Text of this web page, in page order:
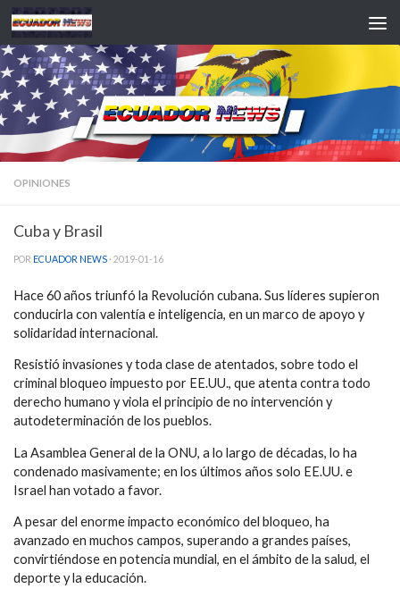
Saltar al contenido
OPINIONES
Cuba y Brasil
POR ECUADOR NEWS · 2019-01-16
Hace 60 años triunfó la Revolución cubana. Sus líderes supieron
conducirla con valentía e inteligencia, en un marco de apoyo y
solidaridad internacional.
Resistió invasiones y toda clase de atentados, sobre todo el
criminal bloqueo impuesto por EE.UU., que atenta contra todo
derecho humano y viola el principio de no intervención y
autodeterminación de los pueblos.
La Asamblea General de la ONU, a lo largo de décadas, lo ha
condenado masivamente; en los últimos años solo EE.UU. e
Israel han votado a favor.
A pesar del enorme impacto económico del bloqueo, ha
avanzado en muchos campos, superando a grandes países,
convirtiéndose en potencia mundial, en el ámbito de la salud, el
deporte y la educación.